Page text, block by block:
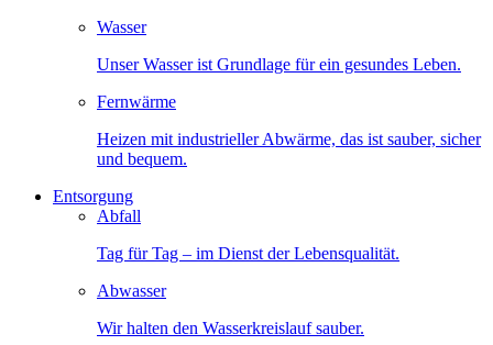
Wasser
Unser Wasser ist Grundlage für ein gesundes Leben.
Fernwärme
Heizen mit industrieller Abwärme, das ist sauber, sicher
und bequem.
Entsorgung
Abfall
Tag für Tag – im Dienst der Lebensqualität.
Abwasser
Wir halten den Wasserkreislauf sauber.